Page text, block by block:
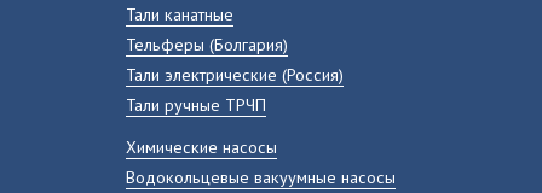
Тали канатные
Тельферы (Болгария)
Тали электрические (Россия)
Тали ручные ТРЧП
Химические насосы
Водокольцевые вакуумные насосы